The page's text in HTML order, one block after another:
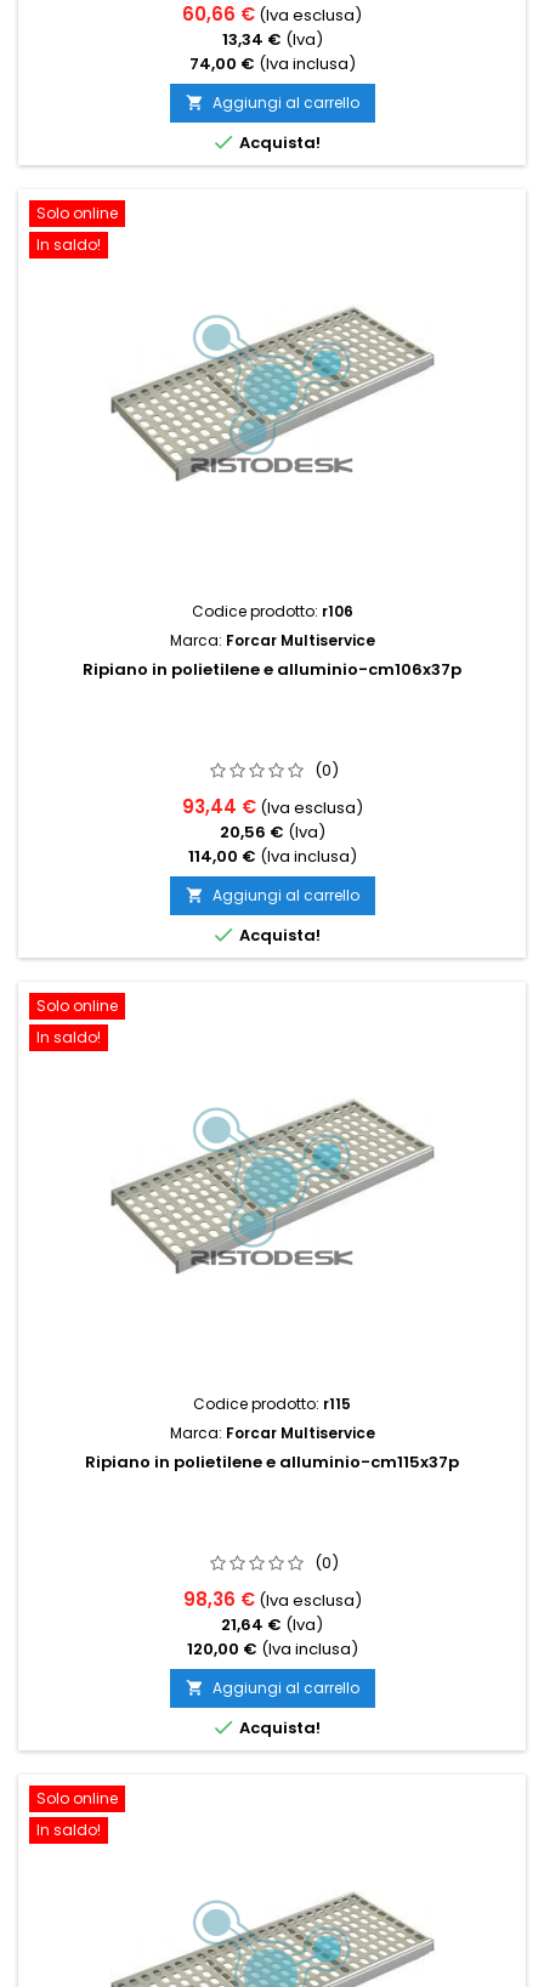
60,66 € (Iva esclusa)
13,34 € (Iva)
74,00 € (Iva inclusa)
 Aggiungi al carrello
 Acquista!
Solo online
In saldo!
Codice prodotto: r106
Marca: Forcar Multiservice
Ripiano in polietilene e alluminio-cm106x37p
(0)
93,44 € (Iva esclusa)
20,56 € (Iva)
114,00 € (Iva inclusa)
 Aggiungi al carrello
 Acquista!
Solo online
In saldo!
Codice prodotto: r115
Marca: Forcar Multiservice
Ripiano in polietilene e alluminio-cm115x37p
(0)
98,36 € (Iva esclusa)
21,64 € (Iva)
120,00 € (Iva inclusa)
 Aggiungi al carrello
 Acquista!
Solo online
In saldo!